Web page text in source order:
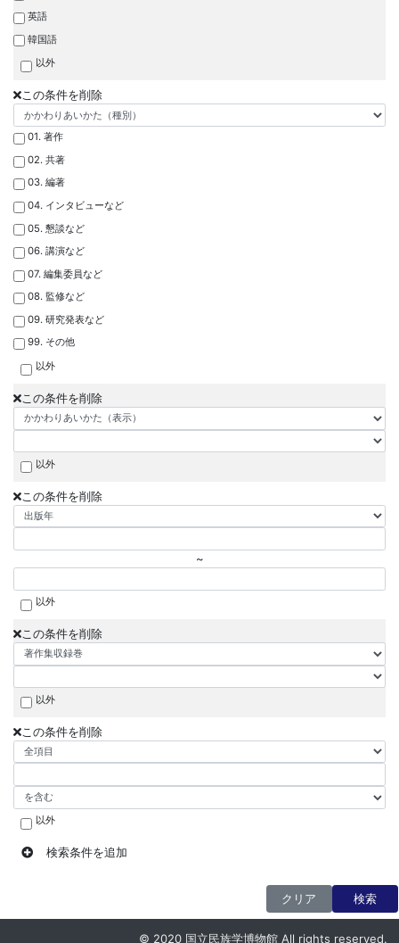
英語
韓国語
以外
この条件を削除
01. 著作
02. 共著
03. 編著
04. インタビューなど
05. 懇談など
06. 講演など
07. 編集委員など
08. 監修など
09. 研究発表など
99. その他
以外
この条件を削除
以外
この条件を削除
~
以外
この条件を削除
以外
この条件を削除
以外
検索条件を追加
クリア 検索
© 2020 国立民族学博物館 All rights reserved.